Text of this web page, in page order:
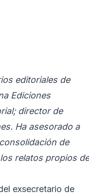
editoriales de
Ediciones
director de
Ha asesorado a
de
relatos propios de
exsecretario de